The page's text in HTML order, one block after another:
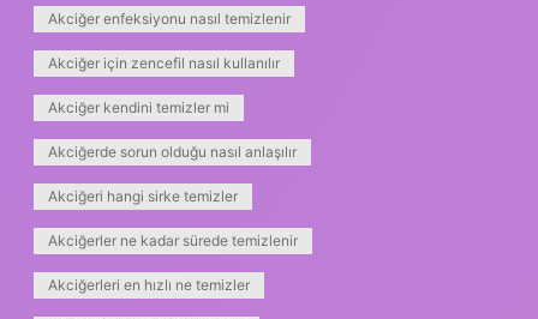
Akciğer enfeksiyonu nasıl temizlenir
Akciğer için zencefil nasıl kullanılır
Akciğer kendini temizler mi
Akciğerde sorun olduğu nasıl anlaşılır
Akciğeri hangi sirke temizler
Akciğerler ne kadar sürede temizlenir
Akciğerleri en hızlı ne temizler